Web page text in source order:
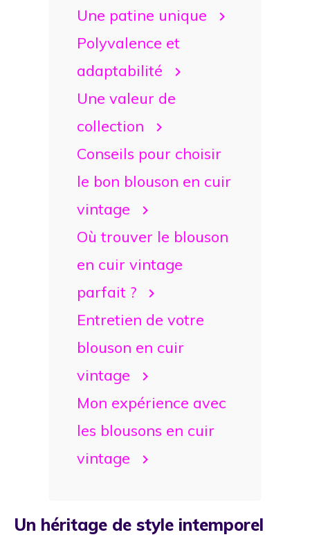
Une patine unique
Polyvalence et
adaptabilité
Une valeur de
collection
Conseils pour choisir
le bon blouson en cuir
vintage
Où trouver le blouson
en cuir vintage
parfait ?
Entretien de votre
blouson en cuir
vintage
Mon expérience avec
les blousons en cuir
vintage
Un héritage de style intemporel